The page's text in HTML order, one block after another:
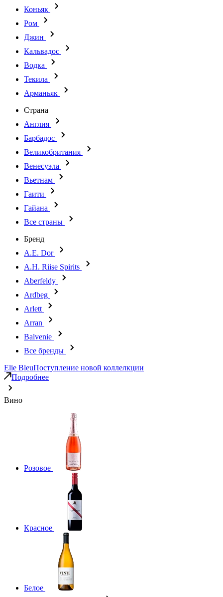
Коньяк
Ром
Джин
Кальвадос
Водка
Текила
Арманьяк
Страна
Англия
Барбадос
Великобритания
Венесуэла
Вьетнам
Гаити
Гайана
Все страны
Бренд
A.E. Dor
A.H. Riise Spirits
Aberfeldy
Ardbeg
Arlett
Arran
Balvenie
Все бренды
Elie BleuПоступление новой коллелкции
Подробнее
Вино
Розовое
Красное
Белое